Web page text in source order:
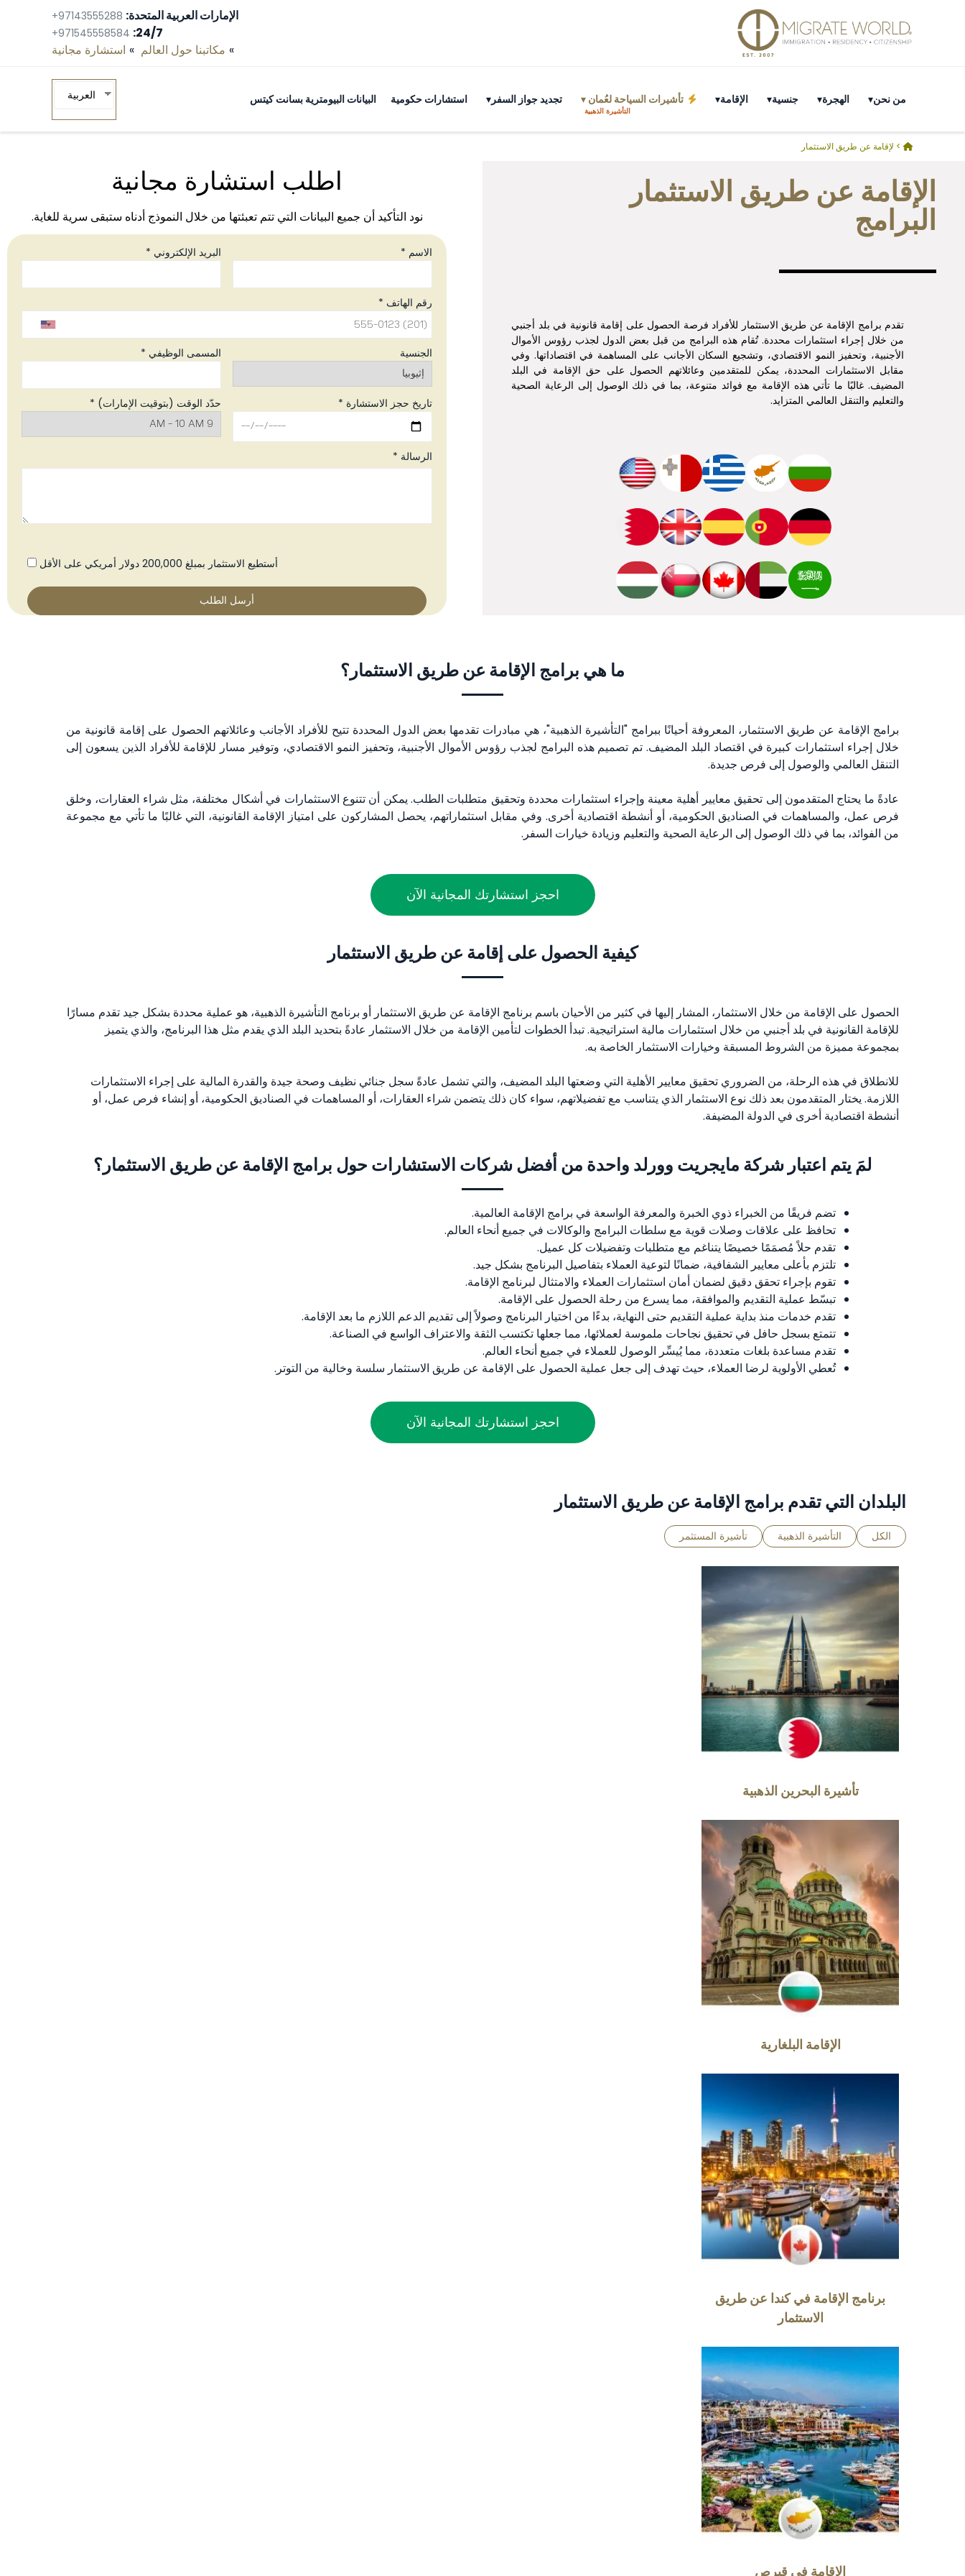
الإمارات العربية المتحدة: +97143555288
24/7:
+971545558584
مكاتبنا حول العالم استشارة مجانية‎
من نحن الهجرة جنسية الإقامة تأشيرات السياحة لعُمان
التأشيرة الذهبية
تجديد جواز السفر استشارات حكومية البيانات البيومترية بسانت كيتس العربية
> لإقامة عن طريق الاستثمار
الإقامة عن طريق الاستثمار
البرامج
تقدم برامج الإقامة عن طريق الاستثمار للأفراد فرصة الحصول على إقامة قانونية في بلد أجنبي
من خلال إجراء استثمارات محددة. تُقام هذه البرامج من قبل بعض الدول لجذب رؤوس الأموال
الأجنبية، وتحفيز النمو الاقتصادي، وتشجيع السكان الأجانب على المساهمة في اقتصاداتها. وفي
مقابل الاستثمارات المحددة، يمكن للمتقدمين وعائلاتهم الحصول على حق الإقامة في البلد
المضيف. غالبًا ما تأتي هذه الإقامة مع فوائد متنوعة، بما في ذلك الوصول إلى الرعاية الصحية
والتعليم والتنقل العالمي المتزايد.
اطلب استشارة مجانية
نود التأكيد أن جميع البيانات التي تتم تعبئتها من خلال النموذج أدناه ستبقى سرية للغاية.
الاسم * البريد الإلكتروني *
رقم الهاتف *
الجنسية المسمى الوظيفي *
تاريخ حجز الاستشارة * حدّد الوقت (بتوقيت الإمارات) *
الرسالة *
أستطيع الاستثمار بمبلغ 200,000 دولار أمريكي على الأقل
ما هي برامج الإقامة عن طريق الاستثمار؟
برامج الإقامة عن طريق الاستثمار، المعروفة أحيانًا ببرامج "التأشيرة الذهبية"، هي مبادرات تقدمها بعض الدول المحددة تتيح للأفراد الأجانب وعائلاتهم الحصول على إقامة قانونية من
خلال إجراء استثمارات كبيرة في اقتصاد البلد المضيف. تم تصميم هذه البرامج لجذب رؤوس الأموال الأجنبية، وتحفيز النمو الاقتصادي، وتوفير مسار للإقامة للأفراد الذين يسعون إلى
التنقل العالمي والوصول إلى فرص جديدة.
عادةً ما يحتاج المتقدمون إلى تحقيق معايير أهلية معينة وإجراء استثمارات محددة وتحقيق متطلبات الطلب. يمكن أن تتنوع الاستثمارات في أشكال مختلفة، مثل شراء العقارات، وخلق
فرص عمل، والمساهمات في الصناديق الحكومية، أو أنشطة اقتصادية أخرى. وفي مقابل استثماراتهم، يحصل المشاركون على امتياز الإقامة القانونية، التي غالبًا ما تأتي مع مجموعة
من الفوائد، بما في ذلك الوصول إلى الرعاية الصحية والتعليم وزيادة خيارات السفر.
احجز استشارتك المجانية الآن
كيفية الحصول على إقامة عن طريق الاستثمار
الحصول على الإقامة من خلال الاستثمار، المشار إليها في كثير من الأحيان باسم برنامج الإقامة عن طريق الاستثمار أو برنامج التأشيرة الذهبية، هو عملية محددة بشكل جيد تقدم مسارًا
للإقامة القانونية في بلد أجنبي من خلال استثمارات مالية استراتيجية. تبدأ الخطوات لتأمين الإقامة من خلال الاستثمار عادةً بتحديد البلد الذي يقدم مثل هذا البرنامج، والذي يتميز
بمجموعة مميزة من الشروط المسبقة وخيارات الاستثمار الخاصة به.
للانطلاق في هذه الرحلة، من الضروري تحقيق معايير الأهلية التي وضعتها البلد المضيف، والتي تشمل عادةً سجل جنائي نظيف وصحة جيدة والقدرة المالية على إجراء الاستثمارات
اللازمة. يختار المتقدمون بعد ذلك نوع الاستثمار الذي يتناسب مع تفضيلاتهم، سواء كان ذلك يتضمن شراء العقارات، أو المساهمات في الصناديق الحكومية، أو إنشاء فرص عمل، أو
أنشطة اقتصادية أخرى في الدولة المضيفة.
لمَ يتم اعتبار شركة مايجريت وورلد واحدة من أفضل شركات الاستشارات حول برامج الإقامة عن طريق الاستثمار؟
تضم فريقًا من الخبراء ذوي الخبرة والمعرفة الواسعة في برامج الإقامة العالمية.
تحافظ على علاقات وصلات قوية مع سلطات البرامج والوكالات في جميع أنحاء العالم.
تقدم حلاً مُصمَمًا خصيصًا يتناغم مع متطلبات وتفضيلات كل عميل.
تلتزم بأعلى معايير الشفافية، ضمانًا لتوعية العملاء بتفاصيل البرنامج بشكل جيد.
تقوم بإجراء تحقق دقيق لضمان أمان استثمارات العملاء والامتثال لبرنامج الإقامة.
تبسّط عملية التقديم والموافقة، مما يسرع من رحلة الحصول على الإقامة.
تقدم خدمات منذ بداية عملية التقديم حتى النهاية، بدءًا من اختيار البرنامج وصولاً إلى تقديم الدعم اللازم ما بعد الإقامة.
تتمتع بسجل حافل في تحقيق نجاحات ملموسة لعملائها، مما جعلها تكتسب الثقة والاعتراف الواسع في الصناعة.
تقدم مساعدة بلغات متعددة، مما يُيسِّر الوصول للعملاء في جميع أنحاء العالم.
تُعطي الأولوية لرضا العملاء، حيث تهدف إلى جعل عملية الحصول على الإقامة عن طريق الاستثمار سلسة وخالية من التوتر.
احجز استشارتك المجانية الآن
البلدان التي تقدم برامج الإقامة عن طريق الاستثمار
الكل التأشيرة الذهبية تأشيرة المستثمر
تأشيرة البحرين الذهبية
الإقامة البلغارية
برنامج الإقامة في كندا عن طريق
الاستثمار
الإقامة في قبرص